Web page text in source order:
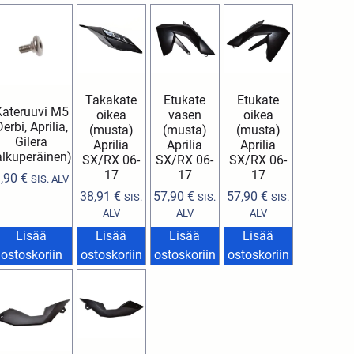
M5
Aprilia,
Gilera
€ SIS. ALV
Lisää
ostoskoriin
Takakate
oikea
(musta)
Aprilia
SX/RX 06-
17
38,91€ SIS.
ALV
Lisää
ostoskoriin
Etukate
vasen
(musta)
Aprilia
SX/RX 06-
17
57,90€ SIS.
ALV
Lisää
ostoskoriin
Etukate
oikea
(musta)
Aprilia
SX/RX 06-
17
57,90€ SIS.
ALV
Lisää
ostoskoriin